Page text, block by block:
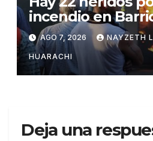
incendio en
AGO 7, 2026 NAYZETH
HUARACHI
Deja una